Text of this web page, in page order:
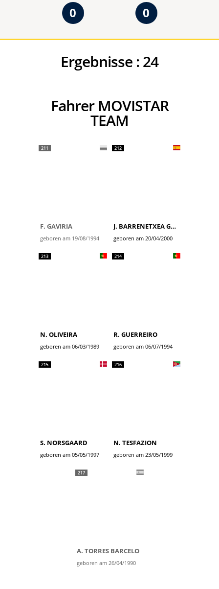
0 0
Ergebnisse :24
Fahrer MOVISTAR
TEAM
211
F. GAVIRIA
geboren am 19/08/1994
212
J. BARRENETXEA GOLZARRI
geboren am 20/04/2000
213
N. OLIVEIRA
geboren am 06/03/1989
214
R. GUERREIRO
geboren am 06/07/1994
215
S. NORSGAARD
geboren am 05/05/1997
216
N. TESFAZION
geboren am 23/05/1999
217
A. TORRES BARCELO
geboren am 26/04/1990